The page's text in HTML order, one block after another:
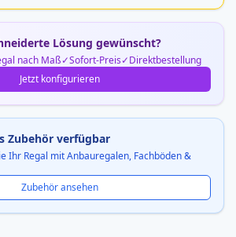
Lösung gewünscht?
nach Maß Sofort-Preis
Direktbestellung
Jetzt konfigurieren
Zubehör verfügbar
Ihr Regal mit Anbauregalen, Fachböden &
Zubehör ansehen